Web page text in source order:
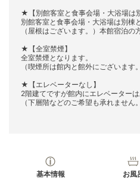
★【別館客室と食事会場・大浴場は
別館客室と食事会場・大浴場は別棟
（屋根はございます。）本館宿泊の
★【全室禁煙】
全室禁煙となります。
（喫煙所は館内と館外にございます
★【エレベーターなし】
2階建てですが館内にエレベーターは
（下層階などのご希望も承れません
基本情報 お風